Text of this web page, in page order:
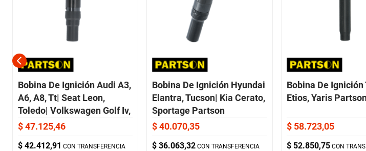
Bobina De Ignición Audi A3,
A6, A8, Tt| Seat Leon,
Toledo| Volkswagen Golf Iv,
New Beetle, Sharan
Partson
$47.125,46
$ 42.412,91 CON TRANSFERENCIA
Bobina De Ignición Hyundai
Elantra, Tucson| Kia Cerato,
Sportage Partson
$ 40.070,35
$ 36.063,32 CON TRANSFERENCIA
Bobina De Ignición
Etios, Yaris
$ 58.723,05
$ 52.850,75 CON